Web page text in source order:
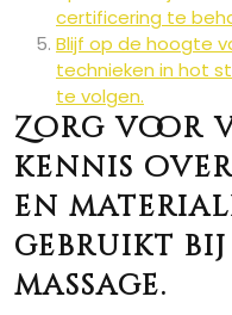
certificering te
Blijf op de hoogte
technieken in hot
te volgen.
Zorg voor
kennis
en
gebruikt
massage.